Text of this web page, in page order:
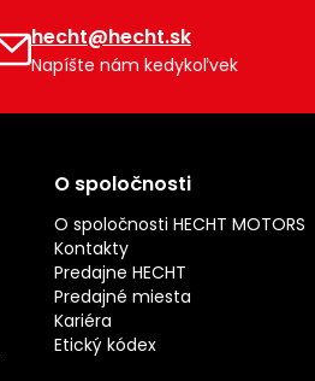
hecht@hecht.sk
Napíšte nám kedykoľvek
O spoločnosti
O spoločnosti HECHT MOTORS
Kontakty
Predajne HECHT
Predajné miesta
Kariéra
Etický kódex